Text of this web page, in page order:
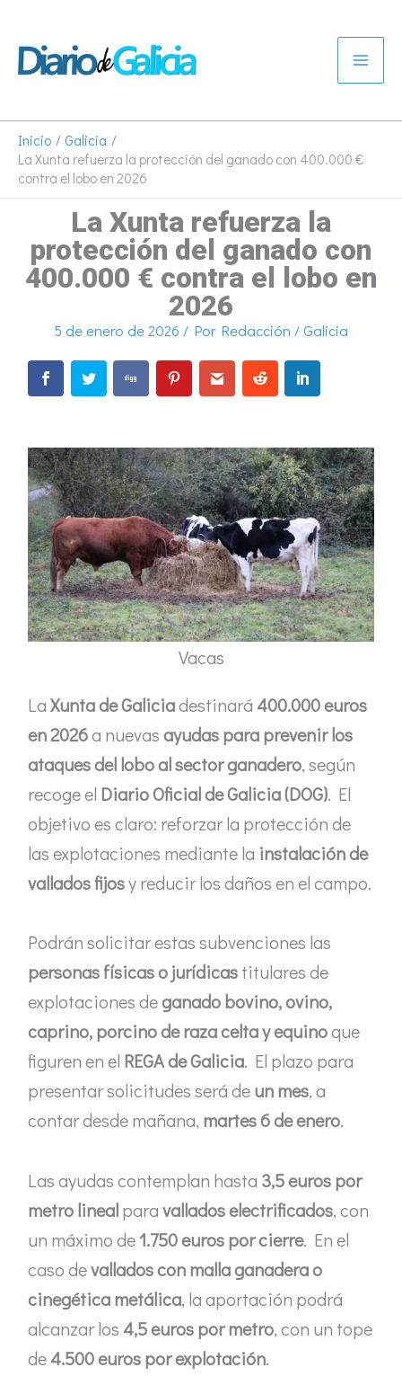
contenido
Inicio
Galicia
La Xunta refuerza la protección del ganado con 400.000 €
contra el lobo en 2026
La Xunta refuerza la
protección del ganado con
400.000 € contra el lobo en
2026
5 de enero de 2026 / Por Redacción /Galicia
Vacas
LaXunta de Galiciadestinará 400.000 euros
en 2026a nuevasayudas para prevenir los
ataques del lobo al sector ganadero, según
recoge el Diario Oficial de Galicia (DOG). El
objetivo es claro: reforzar la protección de
las explotaciones mediante la instalación de
vallados fijosy reducir los daños en el campo.
Podrán solicitar estas subvenciones las
personas físicas o jurídicastitulares de
explotaciones deganado bovino, ovino,
caprino, porcino de raza celta y equinoque
figuren en el REGA de Galicia. El plazo para
presentar solicitudes será deun mes, a
contar desde mañana, martes 6 de enero.
Las ayudas contemplan hasta 3,5 euros por
metro linealparavallados electrificados, con
un máximo de1.750 euros por cierre. En el
caso devallados con malla ganadera o
cinegética metálica, la aportación podrá
alcanzar los 4,5 euros por metro, con un tope
de4.500 euros por explotación.